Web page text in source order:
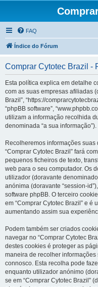
FAQ
Índice do Fórum
Comprar Cytotec Brazil -
Esta política explica em detalhe
com as suas empresas afiliadas
Brazil”, “https://
“phpBB software”,
utilizam a informação recolhida
denominada “a sua informação”).
Recolheremos informações
“Comprar Cytotec Brazil” fará
pequenos ficheiros de texto,
web para o seu computador. Os
utilizador (doravante
anónima (doravante “session-
software phpBB. O terceiro
em “Comprar Cytotec Brazil” e é
aumentando assim sua
Podem também ser criados
navegar no “Comprar Cytotec
destes cookies é proteger as
maneira de recolher
connosco. Esta recolha pode
enquanto utilizador anónimo
se em “Comprar Cytotec Brazil”